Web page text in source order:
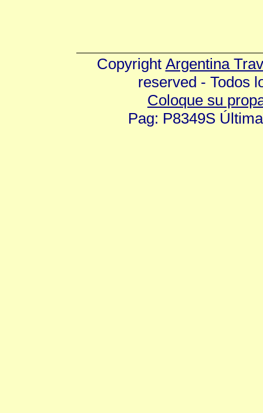
Copyright Argentina
reserved - Todos
Coloque su
Pag: P8349S